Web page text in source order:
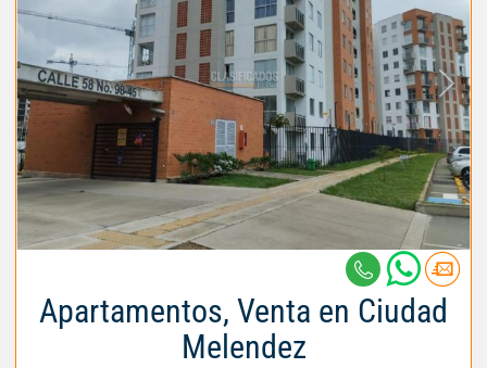
Apartamentos, Venta en Ciudad
Melendez